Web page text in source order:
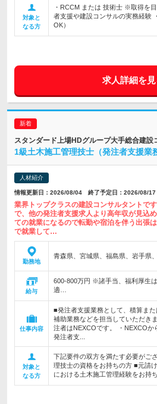
対象と
なる方
・RCCM または 技術士 ※取得を
者支援や建設コンサルの実務経験
OK）
求人詳細を見
スタンダード上場HDグループ大手総合建設
1級土木施工管理技士（発注者支援業
人材紹介
情報更新日：2026/08/04 終了予定日：2026/08/17
業界トップクラスの建設コンサルタントで
で、他の発注者支援求人より高年収が見込
ての就業になるので転勤や宿泊を伴う出張
で就業して…
勤務地
青森県、宮城県、福島県、岩手県
給与
600-800万円 ※諸手当、福利厚生
適…
仕事内容
■発注者支援業務として、積算ま
補助業務などを担当していただき
注者はNEXCOです。 ・NEXCOか
発注者支...
対象と
なる方
下記要件の双方を満たす必要がご
理技士の資格をお持ちの方 ■元請
における土木施工管理経験をお持